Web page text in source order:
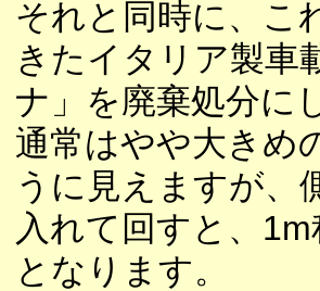
それと同時に、こ
きたイタリア製車
ナ」を廃棄処分に
通常はやや大きめ
うに見えますが、
入れて回すと、
となります。